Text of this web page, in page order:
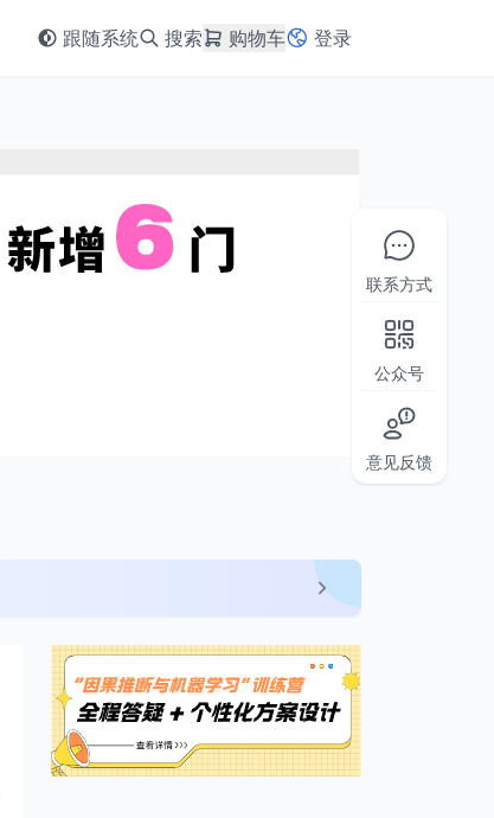
跟随系统 搜索 购物车 登录
联系方式
公众号
意见反馈